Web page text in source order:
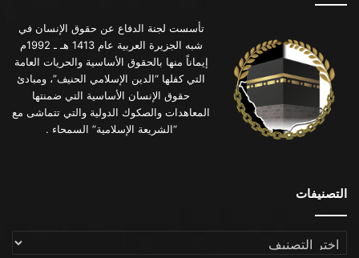
تأسست لجنة الدفاع عن حقوق الإنسان في
شبه الجزيرة العربية عام 1413 هـ ـ 1992م
إيماناً منها بالحقوق الأساسية والحريات العامة
التي كفلها “الدين الإسلامي الحنيف”، ومبادئ
حقوق الإنسان الأساسية التي ضمنتها
المعاهدات والصكوك الدولية والتي تتماشى مع
“الشريعة الإسلامية” السمحاء .
التصنيفات
التصنيفات